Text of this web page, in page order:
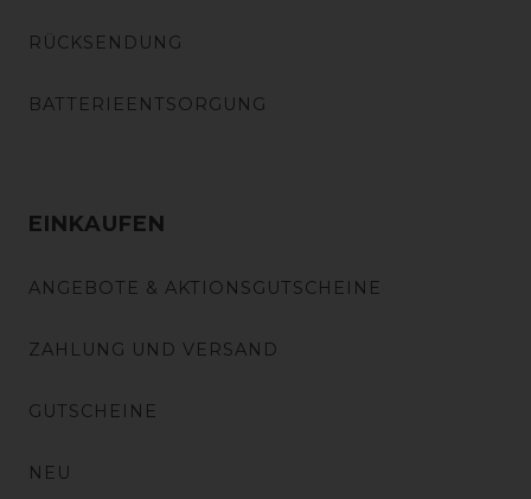
RÜCKSENDUNG
BATTERIEENTSORGUNG
EINKAUFEN
ANGEBOTE & AKTIONSGUTSCHEINE
ZAHLUNG UND VERSAND
GUTSCHEINE
NEU